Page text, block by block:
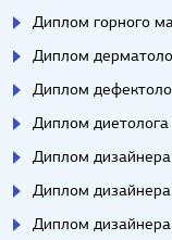
Диплом горного
Диплом
Диплом
Диплом диетолога
Диплом дизайнера
Диплом
Диплом